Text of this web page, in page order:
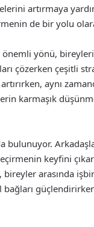
artırmaya
de bir yolu
önemli yönü,
çözerken çeşitli
aynı
karmaşık
bulunuyor.
keyfini
arasında